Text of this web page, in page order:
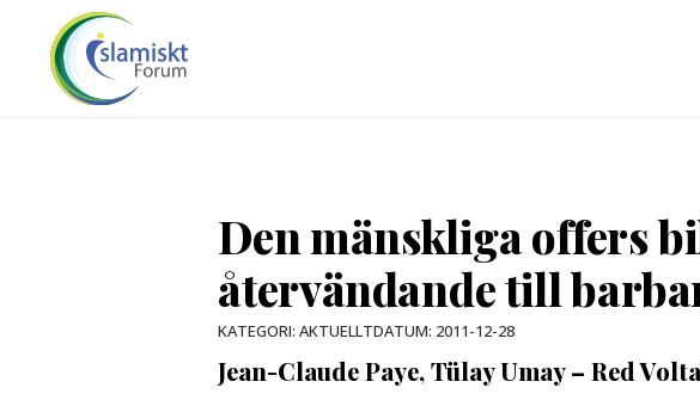
Den mänskliga offers
återvändande till
KATEGORI: AKTUELLTDATUM: 2011-12-28
Jean-Claude Paye, Tülay Umay – Red